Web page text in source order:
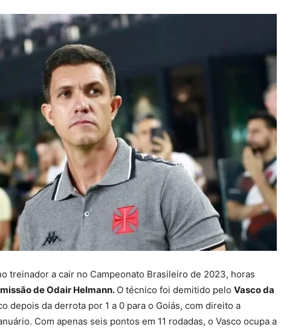
treinador a cair no Campeonato Brasileiro de 2023, horas
de Odair Helmann. O técnico foi demitido pelo Vasco da
depois da derrota por 1 a 0 para o Goiás, com direito a
Com apenas seis pontos em 11 rodadas, o Vasco ocupa a